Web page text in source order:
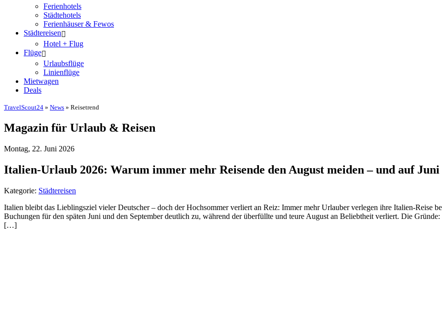
Ferienhotels
Städtehotels
Ferienhäuser & Fewos
Städtereisen
Hotel + Flug
Flüge
Urlaubsflüge
Linienflüge
Mietwagen
Deals
TravelScout24 » News » Reisetrend
Magazin für Urlaub & Reisen
Montag, 22. Juni 2026
Italien-Urlaub 2026: Warum immer mehr Reisende den August meiden – und auf Juni
Kategorie: Städtereisen
Italien bleibt das Lieblingsziel vieler Deutscher – doch der Hochsommer verliert an Reiz: Immer mehr Urlauber verlegen ihre Italien-Reise
Buchungen für den späten Juni und den September deutlich zu, während der überfüllte und teure August an Beliebtheit verliert. Die
[…]